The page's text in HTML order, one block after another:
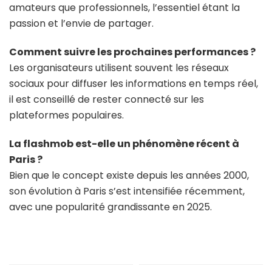
amateurs que professionnels, l’essentiel étant la
passion et l’envie de partager.
Comment suivre les prochaines performances ?
Les organisateurs utilisent souvent les réseaux
sociaux pour diffuser les informations en temps réel,
il est conseillé de rester connecté sur les
plateformes populaires.
La flashmob est-elle un phénomène récent à
Paris ?
Bien que le concept existe depuis les années 2000,
son évolution à Paris s’est intensifiée récemment,
avec une popularité grandissante en 2025.